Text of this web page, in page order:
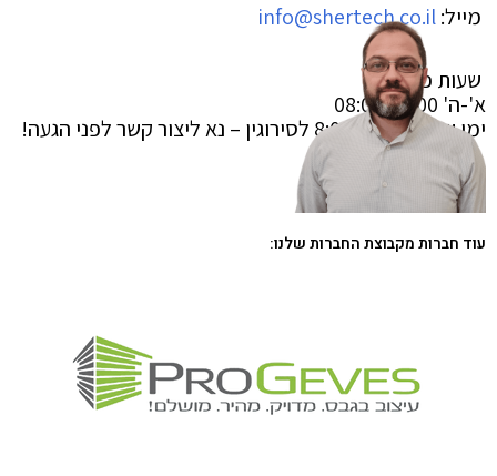
מייל:info@shertech.co.il
שעות פעילות:
א'-ה' 08:00-17:00
ימי שישי: 8:00-13:00 לסירוגין – נא ליצור קשר לפני הגעה!
עוד חברות מקבוצת החברות שלנו: